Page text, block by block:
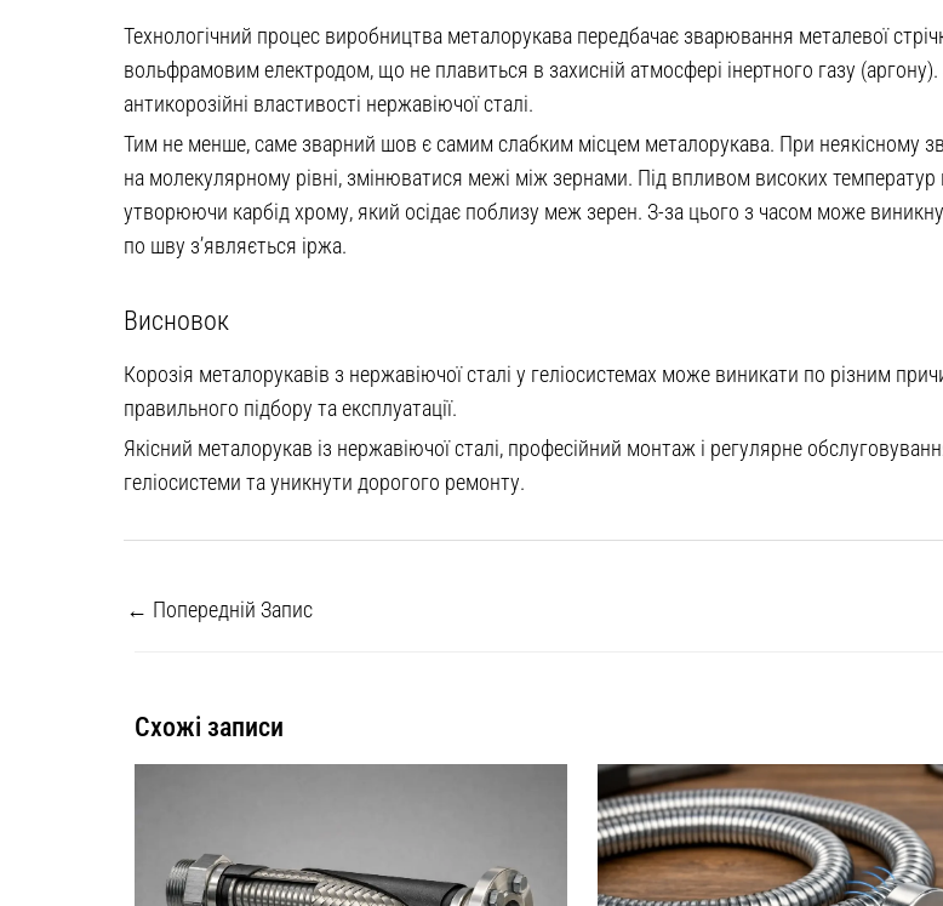
Технологічний процес виробництва металорукава передбачає зварювання металевої
вольфрамовим електродом, що не плавиться в захисній атмосфері інертного газу
антикорозійні властивості нержавіючої сталі.
Тим не менше, саме зварний шов є самим слабким місцем металорукава. При неякісному
на молекулярному рівні, змінюватися межі між зернами. Під впливом високих
утворюючи карбід хрому, який осідає поблизу меж зерен. З-за цього з часом може
по шву з’являється іржа.
Висновок
Корозія металорукавів з нержавіючої сталі у геліосистемах може виникати по різним
правильного підбору та експлуатації.
Якісний металорукав із нержавіючої сталі, професійний монтаж і регулярне
геліосистеми та уникнути дорогого ремонту.
← Попередній Запис
Схожі записи